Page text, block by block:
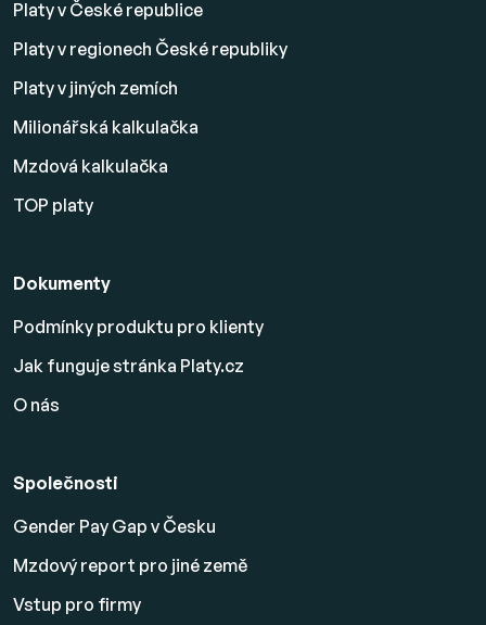
Platy v České republice
Platy v regionech České republiky
Platy v jiných zemích
Milionářská kalkulačka
Mzdová kalkulačka
TOP platy
Dokumenty
Podmínky produktu pro klienty
Jak funguje stránka Platy.cz
O nás
Společnosti
Gender Pay Gap v Česku
Mzdový report pro jiné země
Vstup pro firmy